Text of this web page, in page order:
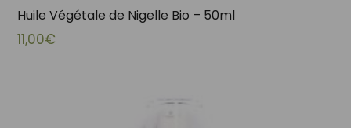
Huile Végétale de Nigelle Bio – 50ml
11,00€